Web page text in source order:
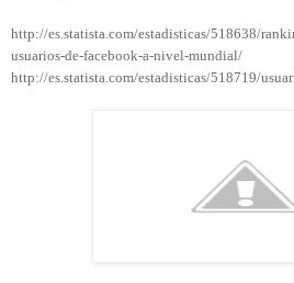
http://es.statista.com/estadisticas/518638/
usuarios-de-facebook-a-nivel-mundial/
http://es.statista.com/estadisticas/518719/